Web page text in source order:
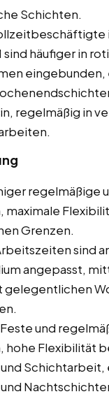
Schichten.
sind häufiger in
eingebunden,
regelmäßig in
regelmäßige
Grenzen.
sind
angepasst,
gelegentlichen
und
hohe Flexibilität
Schichtarbeit,